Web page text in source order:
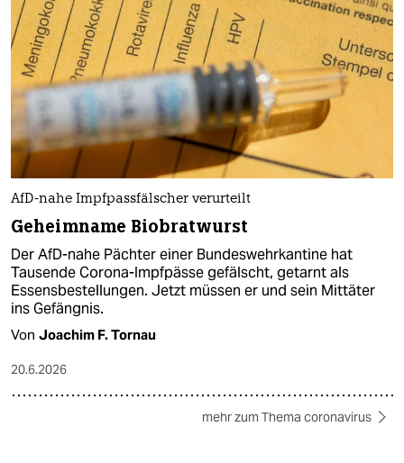
AfD-nahe Impfpassfälscher verurteilt
Geheimname Biobratwurst
Der AfD-nahe Pächter einer Bundeswehrkantine hat
Tausende Corona-Impfpässe gefälscht, getarnt als
Essensbestellungen. Jetzt müssen er und sein Mittäter
ins Gefängnis.
Von Joachim F. Tornau
20.6.2026
mehr zum Thema coronavirus